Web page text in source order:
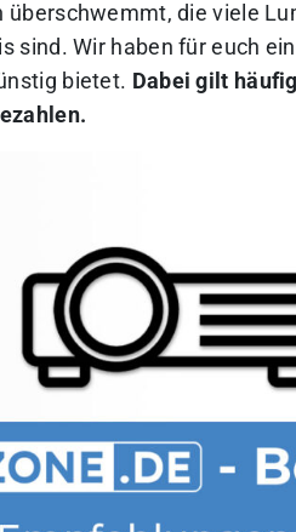
die viele
sind. Wir haben für euch
bietet. Dabei gilt